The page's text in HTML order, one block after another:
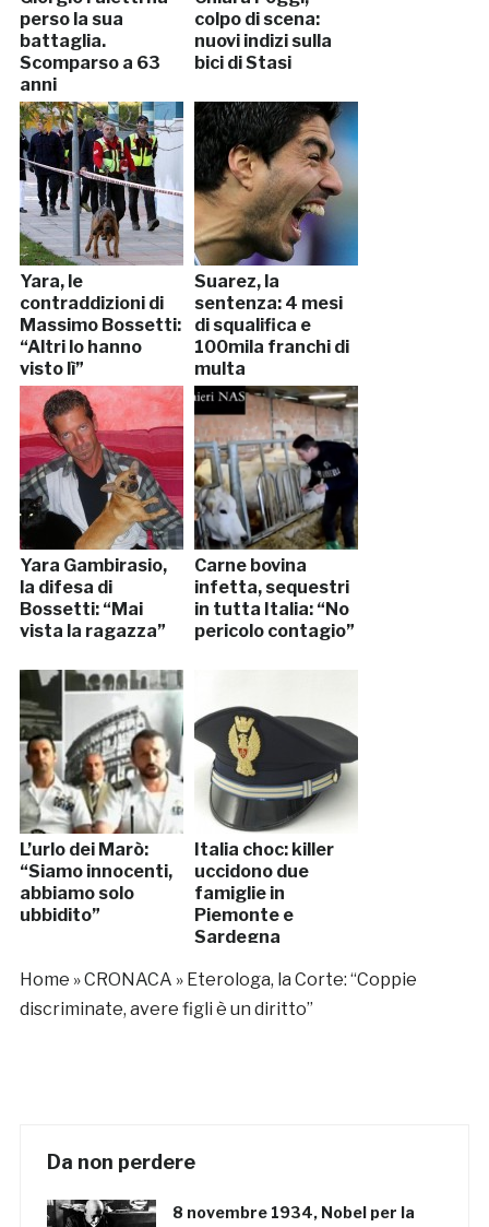
perso la sua
battaglia.
Scomparso a 63
anni
colpo di scena:
nuovi indizi sulla
bici di Stasi
Yara, le
contraddizioni di
Massimo Bossetti:
“Altri lo hanno
visto lì”
Suarez, la
sentenza: 4 mesi
di squalifica e
100mila franchi di
multa
Yara Gambirasio,
la difesa di
Bossetti: “Mai
vista la ragazza”
Carne bovina
infetta, sequestri
in tutta Italia: “No
pericolo contagio”
L’urlo dei Marò:
“Siamo innocenti,
abbiamo solo
ubbidito”
Italia choc: killer
uccidono due
famiglie in
Piemonte e
Sardegna
Home »CRONACA » Eterologa, la Corte: “Coppie
discriminate, avere figli è un diritto”
Da non perdere
8 novembre 1934, Nobel per la